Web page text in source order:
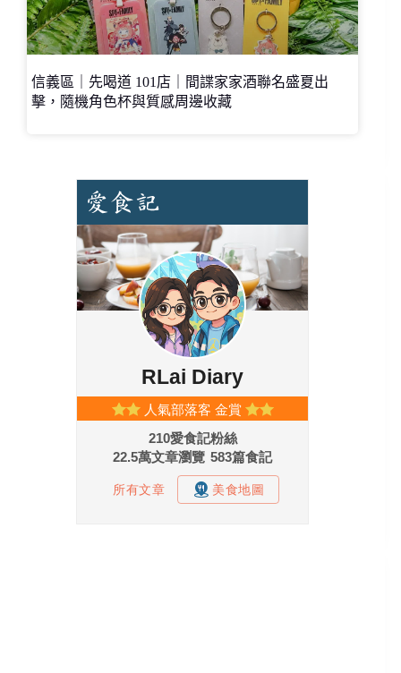
信義區｜先喝道 101店｜間諜家家酒聯名盛夏出
擊，隨機角色杯與質感周邊收藏